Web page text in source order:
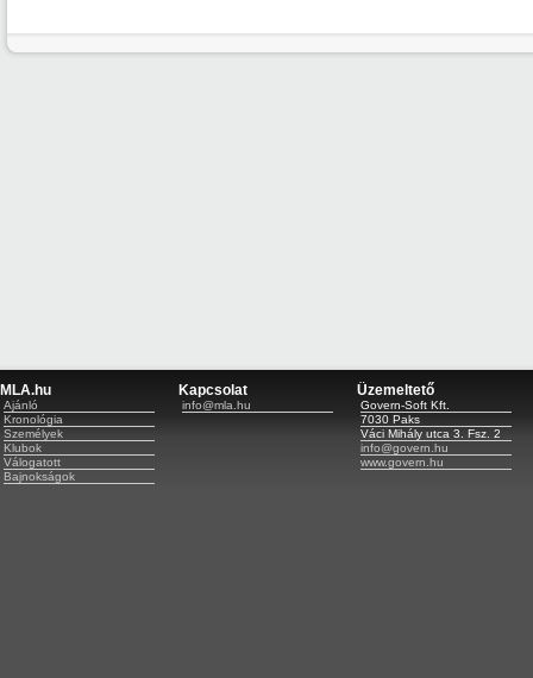
MLA.hu
Ajánló
Kronológia
Személyek
Klubok
Válogatott
Bajnokságok
Kapcsolat
info@mla.hu
Üzemeltető
Govern-Soft Kft.
7030 Paks
Váci Mihály utca 3. Fsz. 2
info@govern.hu
www.govern.hu